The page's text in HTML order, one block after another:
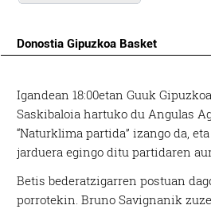
Donostia Gipuzkoa Basket
Igandean 18:00etan Guuk
Saskibaloia hartuko du Angulas
“Naturklima partida” izango da,
jarduera egingo ditu partidaren
Betis bederatzigarren postuan
porrotekin. Bruno Savignanik